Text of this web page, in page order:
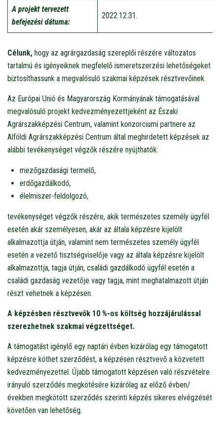
A projekt tervezett
befejezési dátuma:
2022.12.31.
Célunk, hogy az agrárgazdaság szereplői részére változatos
tartalmú és igényeiknek megfelelő ismeretszerzési lehetőségeket
biztosíthassunk a megvalósuló szakmai képzések résztvevőinek.
Az Európai Unió és Magyarország Kormányának támogatásával
megvalósuló projekt kedvezményezettjeként az Északi
Agrárszakképzési Centrum, valamint konzorciumi partnere az
Alföldi Agrárszakképzési Centrum által meghirdetett képzések az
alábbi tevékenységet végzők részére nyújthatók:
mezőgazdasági termelő,
erdőgazdálkodó,
élelmiszer-feldolgozó,
tevékenységet végzők részére, akik természetes személy ügyfél
esetén akár személyesen, akár az általa képzésre kijelölt
alkalmazottja útján, valamint nem természetes személy ügyfél
esetén a vezető tisztségviselője vagy az általa képzésre kijelölt
alkalmazottja, tagja útján, családi gazdálkodó ügyfél esetén a
családi gazdaság vezetője vagy tagja, mint meghatalmazott útján
részt vehetnek a képzésen.
A képzésben résztvevők 10 %-os költség hozzájárulással
szerezhetnek szakmai végzettséget.
A támogatást igénylő egy naptári évben kizárólag egy támogatott
képzésre köthet szerződést, a képzésen résztvevő a közvetett
kedvezményezettel. Újabb támogatott képzésen való részvételre
irányuló szerződés megkötésére kizárólag az előző évben/
években megkötött szerződés szerinti képzés sikeres elvégzését
követően van lehetőség.